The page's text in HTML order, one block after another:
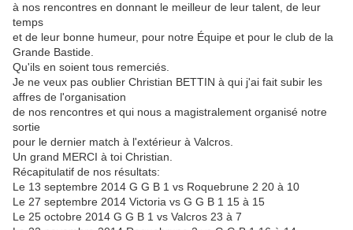
à nos rencontres en donnant le meilleur de leur talent, de leur
temps
et de leur bonne humeur, pour notre Équipe et pour le club de la
Grande Bastide.
Qu'ils en soient tous remerciés.
Je ne veux pas oublier Christian BETTIN à qui j'ai fait subir les
affres de l'organisation
de nos rencontres et qui nous a magistralement organisé notre
sortie
pour le dernier match à l'extérieur à Valcros.
Un grand MERCI à toi Christian.
Récapitulatif de nos résultats:
Le 13 septembre 2014 G G B 1 vs Roquebrune 2 20 à 10
Le 27 septembre 2014 Victoria vs G G B 1 15 à 15
Le 25 octobre 2014 G G B 1 vs Valcros 23 à 7